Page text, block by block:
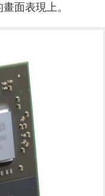
面表現上。